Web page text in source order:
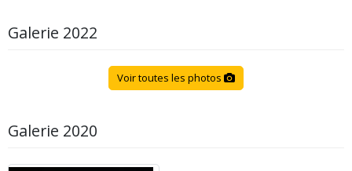
Galerie 2022
Voir toutes les photos
Galerie 2020